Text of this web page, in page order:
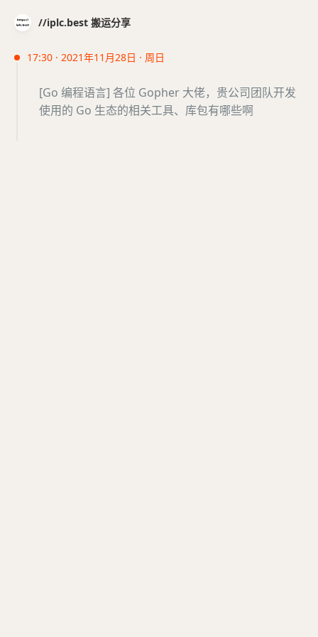
//iplc.best 搬运分享
17:30 · 2021年11月28日 · 周日
[Go 编程语言] 各位 Gopher 大佬，贵公司团队开发
使用的 Go 生态的相关工具、库包有哪些啊